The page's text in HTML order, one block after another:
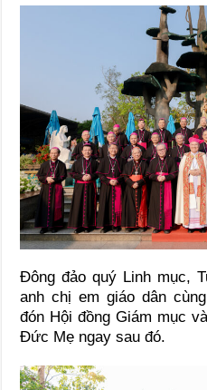
Đông đảo quý Linh mục,
anh chị em giáo dân
đón Hội đồng Giám mục
Đức Mẹ ngay sau đó.